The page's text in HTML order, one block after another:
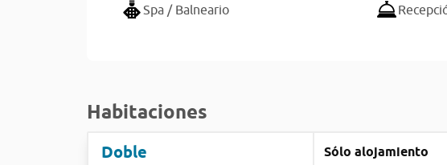
Spa / Balneario
Habitaciones
Doble Sólo alojamiento